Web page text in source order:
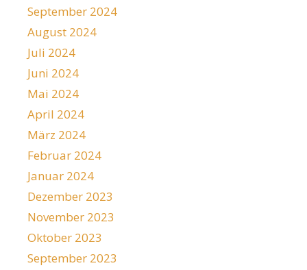
September 2024
August 2024
Juli 2024
Juni 2024
Mai 2024
April 2024
März 2024
Februar 2024
Januar 2024
Dezember 2023
November 2023
Oktober 2023
September 2023